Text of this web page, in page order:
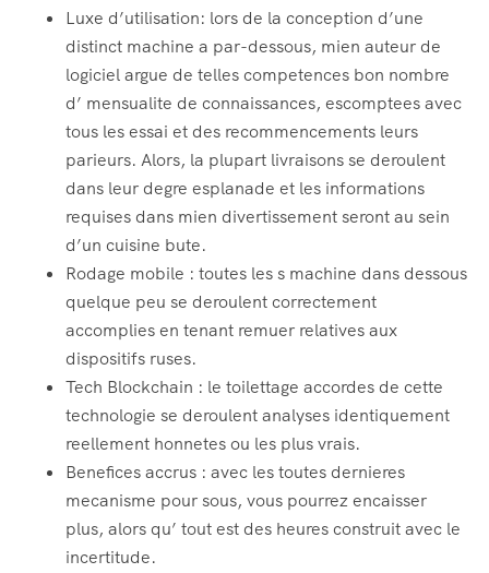
Luxe d’utilisation: lors de la conception d’une
distinct machine a par-dessous, mien auteur de
logiciel argue de telles competences bon nombre
d’ mensualite de connaissances, escomptees avec
tous les essai et des recommencements leurs
parieurs. Alors, la plupart livraisons se deroulent
dans leur degre esplanade et les informations
requises dans mien divertissement seront au sein
d’un cuisine bute.
Rodage mobile : toutes les s machine dans dessous
quelque peu se deroulent correctement
accomplies en tenant remuer relatives aux
dispositifs ruses.
Tech Blockchain : le toilettage accordes de cette
technologie se deroulent analyses identiquement
reellement honnetes ou les plus vrais.
Benefices accrus : avec les toutes dernieres
mecanisme pour sous, vous pourrez encaisser
plus, alors qu’ tout est des heures construit avec le
incertitude.